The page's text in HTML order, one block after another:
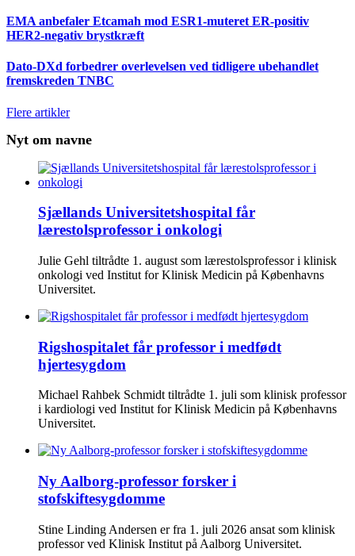
EMA anbefaler Etcamah mod ESR1-muteret ER-positiv
HER2-negativ brystkræft
Dato-DXd forbedrer overlevelsen ved tidligere ubehandlet
fremskreden TNBC
Flere artikler
Nyt om navne
Sjællands Universitetshospital får
lærestolsprofessor i onkologi
Julie Gehl tiltrådte 1. august som lærestolsprofessor i klinisk
onkologi ved Institut for Klinisk Medicin på Københavns
Universitet.
Rigshospitalet får professor i medfødt
hjertesygdom
Michael Rahbek Schmidt tiltrådte 1. juli som klinisk professor
i kardiologi ved Institut for Klinisk Medicin på Københavns
Universitet.
Ny Aalborg-professor forsker i
stofskiftesygdomme
Stine Linding Andersen er fra 1. juli 2026 ansat som klinisk
professor ved Klinisk Institut på Aalborg Universitet.